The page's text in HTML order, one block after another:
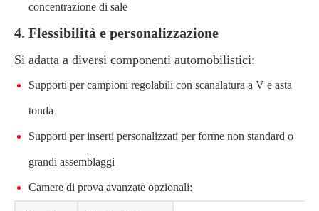
concentrazione di sale
4. Flessibilità e personalizzazione
Si adatta a diversi componenti automobilistici:
Supporti per campioni regolabili con scanalatura a V e asta
tonda
Supporti per inserti personalizzati per forme non standard o
grandi assemblaggi
Camere di prova avanzate opzionali: